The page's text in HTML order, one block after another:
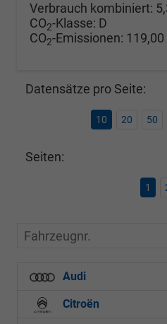
Verbrauch kombiniert:
CO2-Klasse: D
CO2-Emissionen:
Datensätze pro Seite:
10 20 50
Seiten:
1
Fahrzeugnr.
Audi
Citroën